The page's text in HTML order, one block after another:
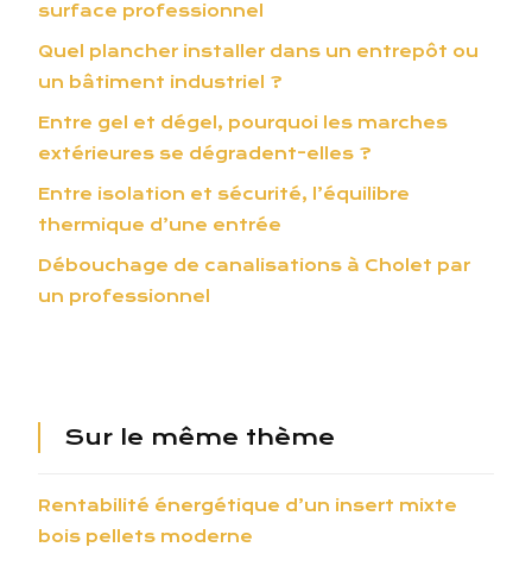
surface professionnel
Quel plancher installer dans un entrepôt ou
un bâtiment industriel ?
Entre gel et dégel, pourquoi les marches
extérieures se dégradent-elles ?
Entre isolation et sécurité, l’équilibre
thermique d’une entrée
Débouchage de canalisations à Cholet par
un professionnel
Sur le même thème
Rentabilité énergétique d’un insert mixte
bois pellets moderne